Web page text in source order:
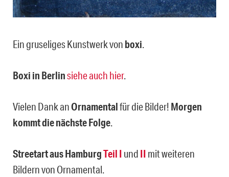
Ein gruseliges Kunstwerk von boxi.
Boxi in Berlinsiehe auch hier.
Vielen Dank anOrnamentalfür die Bilder! Morgen
kommt die nächste Folge.
Streetart aus HamburgTeil I und II mit weiteren
Bildern von Ornamental.